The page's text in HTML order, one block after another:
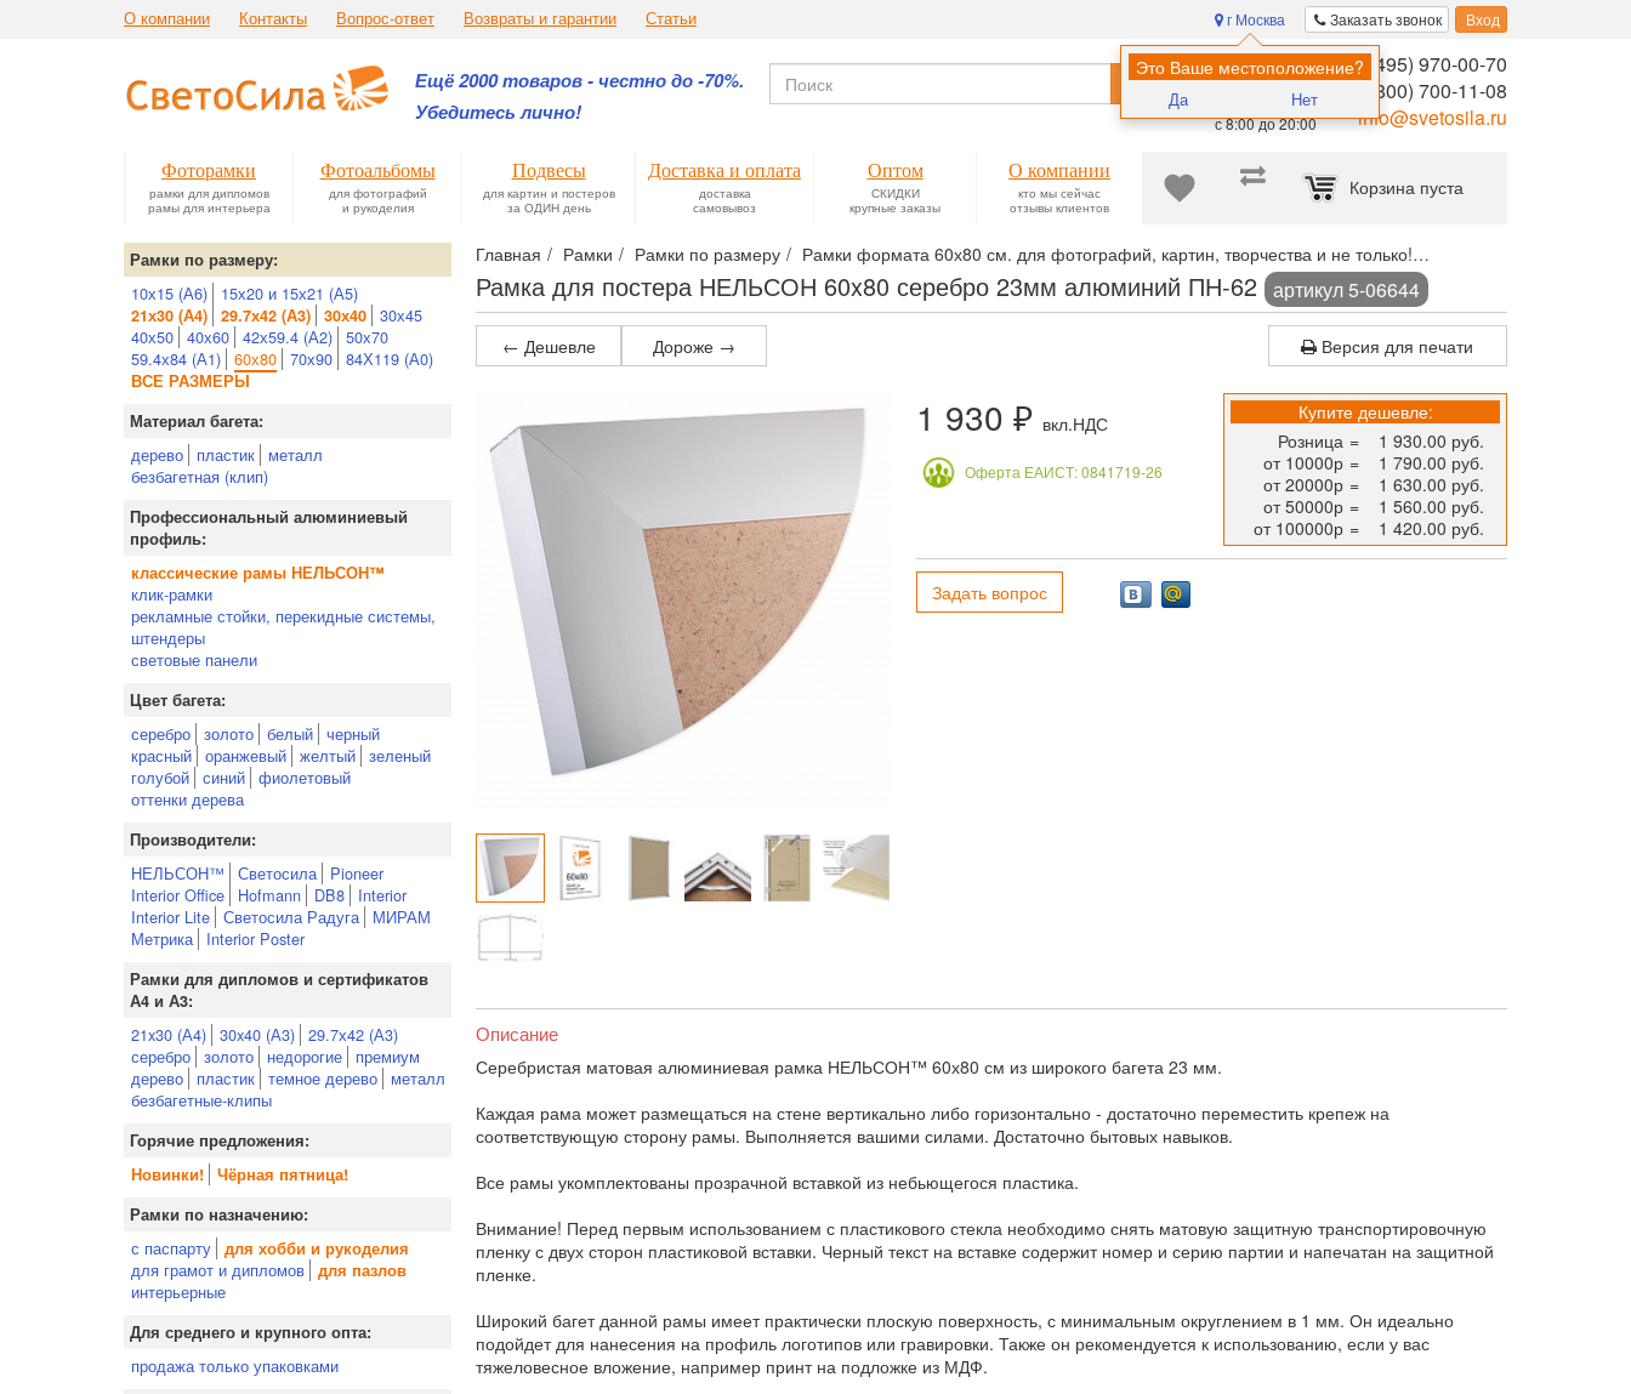
О компании Контакты Вопрос-ответ Возвраты и гарантии Статьи Заказать звонок Вход
г Москва
Это Ваше местоположение?
Да Нет
Ещё 2000 товаров - честно до -70%.
Убедитесь лично!
Помощь в
выборе:
Ежедневно,
с 8:00 до 20:00
8 (495) 970-00-70
8 (800) 700-11-08
info@svetosila.ru
Найти
Корзина пуста
Фоторамки
рамки для дипломов
рамы для интерьера
Фотоальбомы
для фотографий
и рукоделия
Подвесы
для картин и постеров
за ОДИН день
Доставка и оплата
доставка
самовывоз
Оптом
СКИДКИ
крупные заказы
О компании
кто мы сейчас
отзывы клиентов
Главная Рамки Рамки по размеру Рамки формата 60х80 см. для фотографий, картин, творчества и не только!
Рамка для постера НЕЛЬСОН 60x80 серебро 23мм алюминий ПН-62 артикул 5-06644
Рамки по размеру:
10х15 (А6) 15х20 и 15х21 (А5)
21х30 (А4) 29.7х42 (А3) 30х40
30х45
40х50 40х60 42х59.4 (А2) 50х70
59.4х84 (А1) 60х80 70х90 84Х119 (А0)
ВСЕ РАЗМЕРЫ
Материал багета:
дерево пластик
металл
безбагетная (клип)
Профессиональный алюминиевый
профиль:
классические рамы НЕЛЬСОН™
клик-рамки
рекламные стойки, перекидные системы,
штендеры
световые панели
Цвет багета:
серебро золото белый черный
красный оранжевый желтый зеленый
голубой синий фиолетовый
оттенки дерева
Производители:
НЕЛЬСОН™ Светосила
Pioneer
Interior Office
Hofmann DB8
Interior
Interior Lite Светосила Радуга
МИРАМ
Метрика
Interior Poster
Рамки для дипломов и сертификатов
А4 и А3:
21x30 (А4) 30x40 (А3) 29.7х42 (А3)
серебро золото недорогие
премиум
дерево
пластик темное дерево
металл
безбагетные-клипы
Горячие предложения:
Новинки!
Чёрная пятница!
Рамки по назначению:
с паспарту для хобби и рукоделия
для грамот и дипломов для пазлов
интерьерные
Для среднего и крупного опта:
продажа только упаковками
← Дешевле Дороже → Версия для печати
1 930 ₽ вкл.НДС
Оферта ЕАИСТ: 0841719-26
Купите дешевле:
Розница =
1 930.00 руб.
от 10000р =
1 790.00 руб.
от 20000р =
1 630.00 руб.
от 50000р =
1 560.00 руб.
от 100000р = 1 420.00 руб.
Задать вопрос
Описание
Серебристая матовая алюминиевая рамка НЕЛЬСОН™ 60х80 см из широкого багета 23 мм.
Каждая рама может размещаться на стене вертикально либо горизонтально - достаточно переместить крепеж на
соответствующую сторону рамы. Выполняется вашими силами. Достаточно бытовых навыков.
Все рамы укомплектованы прозрачной вставкой из небьющегося пластика.
Внимание! Перед первым использованием с пластикового стекла необходимо снять матовую защитную транспортировочную
пленку с двух сторон пластиковой вставки. Черный текст на вставке содержит номер и серию партии и напечатан на защитной
пленке.
Широкий багет данной рамы имеет практически плоскую поверхность, с минимальным округлением в 1 мм. Он идеально
подойдет для нанесения на профиль логотипов или гравировки. Также он рекомендуется к использованию, если у вас
тяжеловесное вложение, например принт на подложке из МДФ.